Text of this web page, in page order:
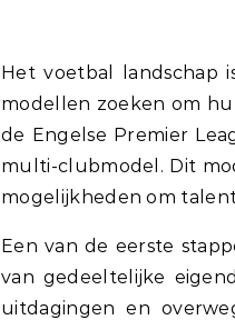
Het voetbal landschap is voortdurend in beweging, met clubs die nieuwe strategieën en
modellen zoeken om
de Engelse Premier
multi-clubmodel. Dit
mogelijkheden om
Een van de eerste
van gedeeltelijke
uitdagingen en